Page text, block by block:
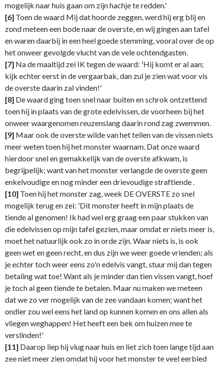
mogelijk naar huis gaan om zijn hachje te redden.'
[6] Toen de waard Mij dat hoorde zeggen, werd hij erg blij en
zond meteen een bode naar de overste, en wij gingen aan tafel
en waren daarbij in een heel goede stemming, vooral over de op
het onweer gevolgde vlucht van de vele ochtendgasten.
[7] Na de maaltijd zei IK tegen de waard: 'Hij komt er al aan;
kijk echter eerst in de vergaarbak, dan zul je zien wat voor vis
de overste daarin zal vinden!'
[8] De waard ging toen snel naar buiten en schrok ontzettend
toen hij in plaats van de grote edelvissen, de voorheen bij het
onweer waargenomen reuzenslang daarin rond zag zwemmen.
[9] Maar ook de overste wilde van het tellen van de vissen niets
meer weten toen hij het monster waarnam. Dat onze waard
hierdoor snel en gemakkelijk van de overste afkwam, is
begrijpelijk; want van het monster verlangde de overste geen
enkelvoudige en nog minder een drievoudige straftiende .
[10] Toen hij het monster zag, week DE OVERSTE zo snel
mogelijk terug en zei: 'Dit monster heeft in mijn plaats de
tiende al genomen! Ik had wel erg graag een paar stukken van
die edelvissen op mijn tafel gezien, maar omdat er niets meer is,
moet het natuurlijk ook zo in orde zijn. Waar niets is, is ook
geen wet en geen recht, en dus zijn we weer goede vrienden; als
je echter toch weer eens zo'n edelvis vangt, stuur mij dan tegen
betaling wat toe! Want als je minder dan tien vissen vangt, hoef
je toch al geen tiende te betalen. Maar nu maken we meteen
dat we zo ver mogelijk van de zee vandaan komen; want het
ondier zou wel eens het land op kunnen komen en ons allen als
vliegen weghappen! Het heeft een bek om huizen mee te
verslinden!'
[11] Daarop liep hij vlug naar huis en liet zich toen lange tijd aan
zee niet meer zien omdat hij voor het monster te veel eerbied